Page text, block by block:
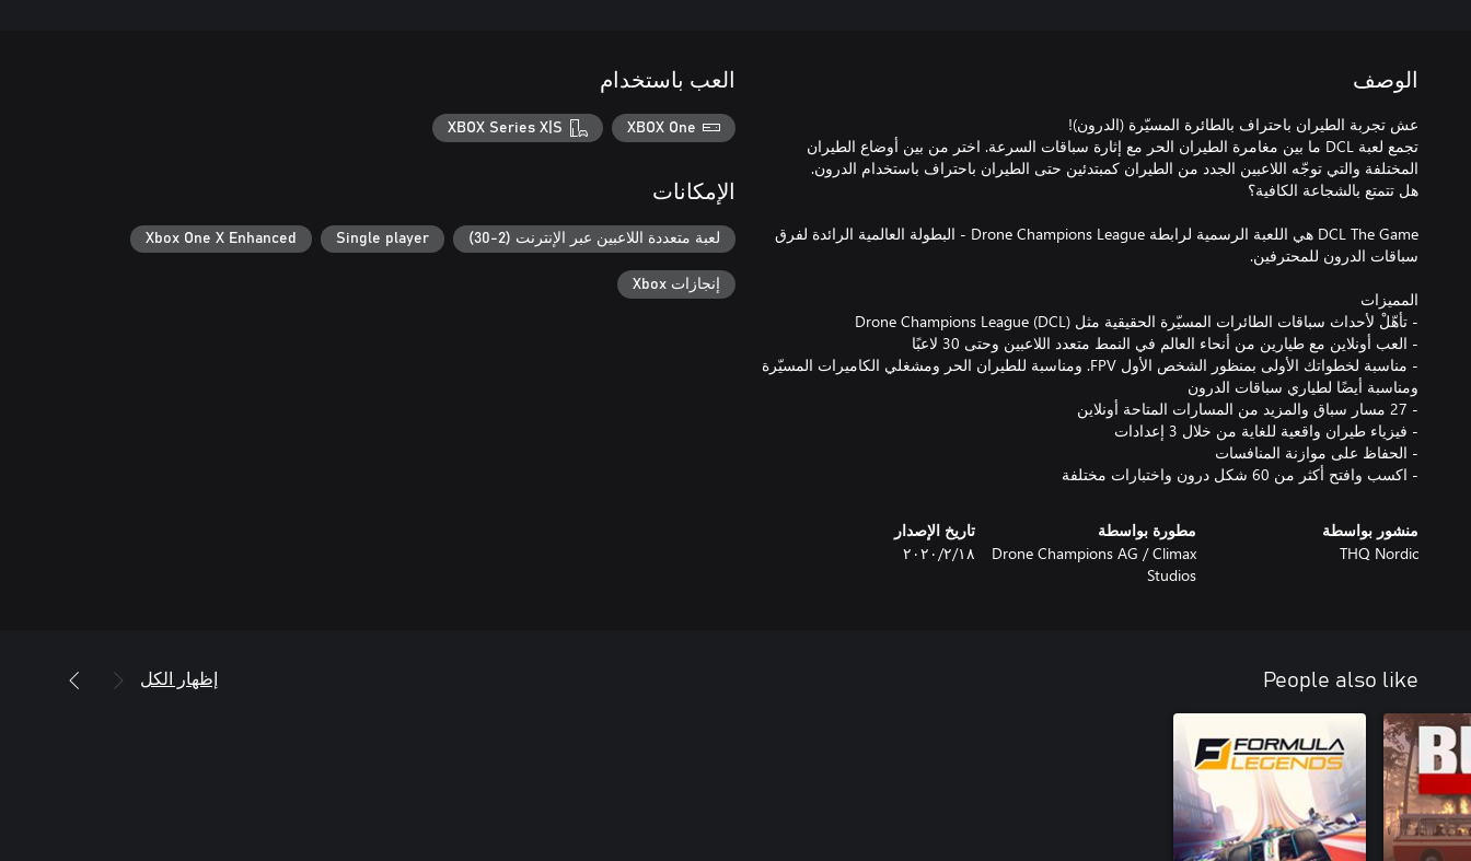
الوصف
تجمع لعبة DCL ما بين مغامرة الطيران الحر مع إثارة سباقات السرعة. اختر من بين أوضاع الطيران
DCL The Game هي اللعبة الرسمية لرابطة Drone Champions League - البطولة العالمية الرائدة لفرق
- مناسبة لخطواتك الأولى بمنظور الشخص الأول FPV. ومناسبة للطيران الحر ومشغلي الكاميرات المسيّرة
- اكسب وافتح أكثر من 60 شكل درون واختبارات مختلفة
منشور بواسطة
THQ Nordic
مطورة بواسطة
Drone Champions AG / Climax
Studios
تاريخ الإصدار
١٨‏/٢‏/٢٠٢٠
العب باستخدام
XBOX One
XBOX Series X|S
الإمكانات
لعبة متعددة اللاعبين عبر الإنترنت (2-30) Single player
Xbox One X Enhanced
إنجازات Xbox
People also like إظهار الكل